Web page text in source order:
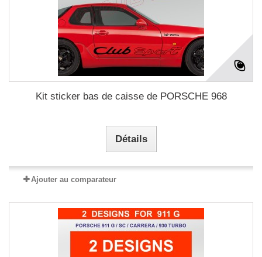
Kit sticker bas de caisse de PORSCHE 968
Détails
Ajouter au comparateur